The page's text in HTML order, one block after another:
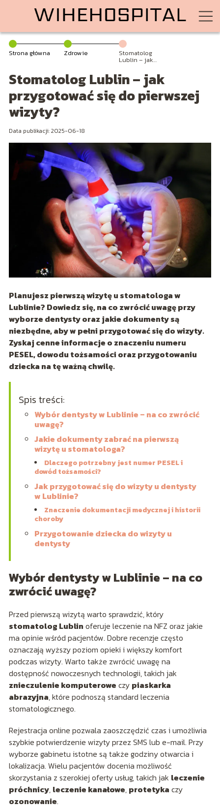
Strona główna Zdrowie Stomatolog
Lublin – jak
przygotować się
do pierwszej
wizyty?
Stomatolog Lublin – jak
przygotować się do pierwszej
wizyty?
Data publikacji: 2025-06-18
Planujesz pierwszą wizytę u stomatologa w
Lublinie? Dowiedz się, na co zwrócić uwagę przy
wyborze dentysty oraz jakie dokumenty są
niezbędne, aby w pełni przygotować się do wizyty.
Zyskaj cenne informacje o znaczeniu numeru
PESEL, dowodu tożsamości oraz przygotowaniu
dziecka na tę ważną chwilę.
Spis treści:
Wybór dentysty w Lublinie – na co zwrócić
uwagę?
Jakie dokumenty zabrać na pierwszą
wizytę u stomatologa?
Dlaczego potrzebny jest numer PESEL i
dowód tożsamości?
Jak przygotować się do wizyty u dentysty
w Lublinie?
Znaczenie dokumentacji medycznej i historii
choroby
Przygotowanie dziecka do wizyty u
dentysty
Wybór dentysty w Lublinie – na co
zwrócić uwagę?
Przed pierwszą wizytą warto sprawdzić, który
stomatolog Lublin oferuje leczenie na NFZ oraz jakie
ma opinie wśród pacjentów. Dobre recenzje często
oznaczają wyższy poziom opieki i większy komfort
podczas wizyty. Warto także zwrócić uwagę na
dostępność nowoczesnych technologii, takich jak
znieczulenie komputerowe czy piaskarka
abrazyjna, które podnoszą standard leczenia
stomatologicznego.
Rejestracja online pozwala zaoszczędzić czas i umożliwia
szybkie potwierdzenie wizyty przez SMS lub e-mail. Przy
wyborze gabinetu istotne są także godziny otwarcia i
lokalizacja. Wielu pacjentów docenia możliwość
skorzystania z szerokiej oferty usług, takich jak leczenie
próchnicy, leczenie kanałowe, protetyka czy
ozonowanie.